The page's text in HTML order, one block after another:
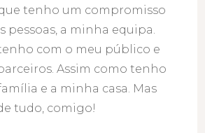
tenho um compromisso
pessoas, a minha equipa.
com o meu público e
Assim como tenho
e a minha casa. Mas
tudo, comigo!